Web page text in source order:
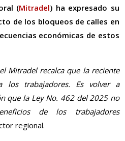
(Mitradel) ha expresado su
de los bloqueos de calles en
económicas de estos
Mitradel recalca que la reciente
los trabajadores. Es volver a
que la Ley No. 462 del 2025 no
de los trabajadores
regional.